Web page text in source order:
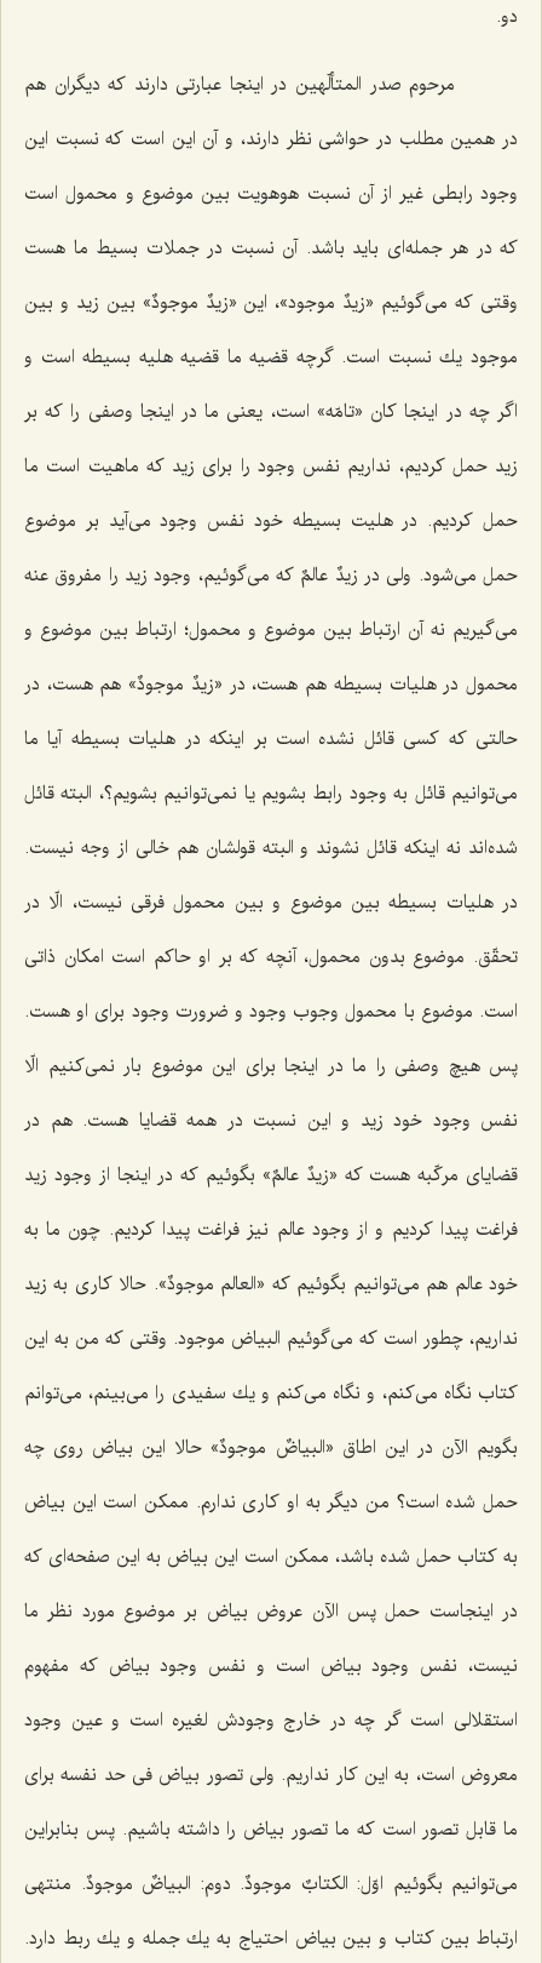
دو.
مرحوم صدر المتألّهین در اینجا عبارتى دارند كه دیگران هم
در همین مطلب در حواشى نظر دارند، و آن این است كه نسبت این
وجود رابطى غیر از آن نسبت هوهویت بین موضوع و محمول است
كه در هر جمله‌اى باید باشد. آن نسبت در جملات بسیط ما هست
وقتى كه مى‌گوئیم «زیدٌ موجود»، این «زیدٌ موجودٌ» بین زید و بین
موجود یك نسبت است. گرچه قضیه ما قضیه هلیه بسیطه است و
اگر چه در اینجا كان «تامّه» است، یعنى ما در اینجا وصفى را كه بر
زید حمل كردیم، نداریم نفس وجود را براى زید كه ماهیت است ما
حمل كردیم. در هلیت بسیطه خود نفس وجود مى‌آید بر موضوع
حمل مى‌شود. ولى در زیدٌ عالمٌ كه مى‌گوئیم، وجود زید را مفروق عنه
مى‌گیریم نه آن ارتباط بین موضوع و محمول؛ ارتباط بین موضوع و
محمول در هلیات بسیطه هم هست، در «زیدٌ موجودٌ» هم هست، در
حالتى كه كسى قائل نشده است بر اینكه در هلیات بسیطه آیا ما
مى‌توانیم قائل به وجود رابط بشویم یا نمى‌توانیم بشویم؟، البته قائل
شده‌اند نه اینكه قائل نشوند و البته قولشان هم خالى از وجه نیست.
در هلیات بسیطه بین موضوع و بین محمول فرقى نیست، الّا در
تحقّق. موضوع بدون محمول، آنچه كه بر او حاكم است امكان ذاتى
است. موضوع با محمول وجوب وجود و ضرورت وجود براى او هست.
پس هیچ وصفى را ما در اینجا براى این موضوع بار نمى‌كنیم الّا
نفس وجود خود زید و این نسبت در همه قضایا هست. هم در
قضایاى مركّبه هست كه «زیدٌ عالمٌ» بگوئیم كه در اینجا از وجود زید
فراغت پیدا كردیم و از وجود عالم نیز فراغت پیدا كردیم. چون ما به
خود عالم هم مى‌توانیم بگوئیم كه «العالم موجودٌ». حالا كارى به زید
نداریم، چطور است كه مى‌گوئیم البیاض موجود. وقتى كه من به این
كتاب نگاه مى‌كنم، و نگاه مى‌كنم و یك سفیدى را مى‌بینم، مى‌توانم
بگویم الآن در این اطاق «البیاضٌ موجودٌ» حالا این بیاض روى چه
حمل شده است؟ من دیگر به او كارى ندارم. ممكن است این بیاض
به كتاب حمل شده باشد، ممكن است این بیاض به این صفحه‌اى كه
در اینجاست حمل پس الآن عروض بیاض بر موضوع مورد نظر ما
نیست، نفس وجود بیاض است و نفس وجود بیاض كه مفهوم
استقلالى است گر چه در خارج وجودش لغیره است و عین وجود
معروض است، به این كار نداریم. ولى تصور بیاض فى حد نفسه براى
ما قابل تصور است كه ما تصور بیاض را داشته باشیم. پس بنابراین
مى‌توانیم بگوئیم اوّل: الكتابٌ موجودٌ. دوم: البیاضٌ موجودٌ. منتهى
ارتباط بین كتاب و بین بیاض احتیاج به یك جمله و یك ربط دارد.